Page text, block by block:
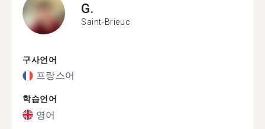
G.
Saint-Brieuc
구사언어
프랑스어
학습언어
영어